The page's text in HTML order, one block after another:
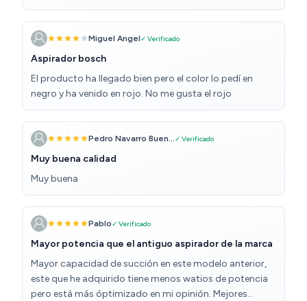
lengüeta para liberar el filtro no parece que vaya a durar
mucho, igual que el tubo flexible. Pienso que es mejor ir
antes a una tienda para ver cómo es el producto. Ya no
puedes fiarte ni de las marcas supuestamente punteras.
No es mejor para ellas cobrar un poco más y no reducir
la calidad?
Miguel Angel✓ Verificado
Aspirador bosch
El producto ha llegado bien pero el color lo pedí en
negro y ha venido en rojo. No me gusta el rojo
Pedro Navarro Buen...✓ Verificado
Muy buena calidad
Muy buena
Pablo✓ Verificado
Mayor potencia que el antiguo aspirador de la marca
Mayor capacidad de succión en este modelo anterior,
este que he adquirido tiene menos watios de potencia
pero está más óptimizado en mi opinión. Mejores